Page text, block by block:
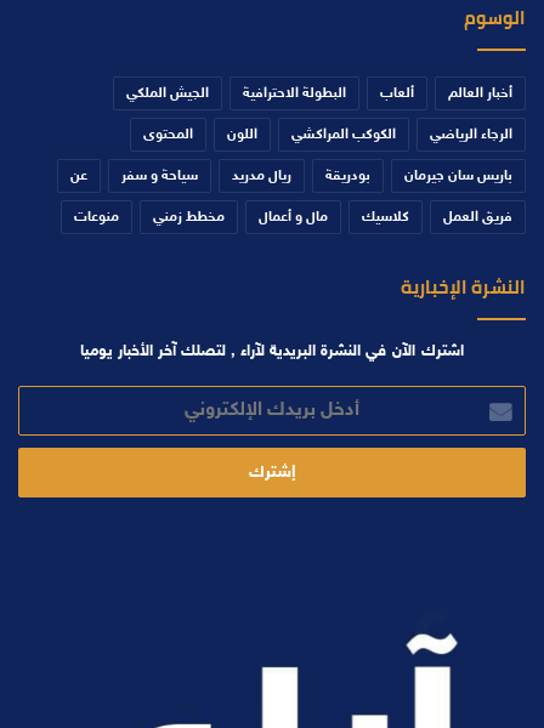
الوسوم
أخبار العالم ألعاب البطولة الاحترافية الجيش الملكي
الرجاء الرياضي الكوكب المراكشي اللون المحتوى
باريس سان جيرمان بودريقة ريال مدريد سياحة و سفر عن
فريق العمل كلاسيك مال و أعمال مخطط زمني منوعات
النشرة الإخبارية
اشترك الآن في النشرة البريدية لآراء , لتصلك آخر الأخبار يوميا
بريدك
الإلكتروني